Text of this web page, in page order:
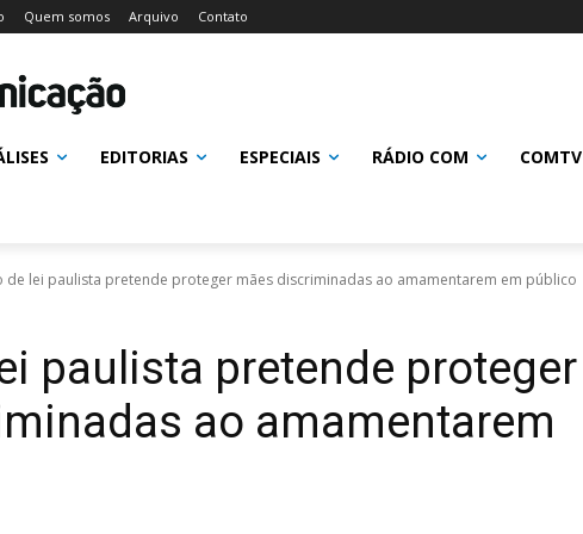
Quem somos Arquivo Contato
EDITORIAS ESPECIAIS RÁDIO COM COMTV
de lei paulista pretende proteger mães discriminadas ao amamentarem em público
paulista pretende proteger
ao amamentarem